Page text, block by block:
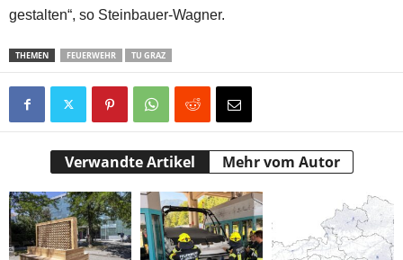
gestalten“, so Steinbauer-Wagner.
THEMEN FEUERWEHR TU GRAZ
Verwandte Artikel Mehr vom Autor